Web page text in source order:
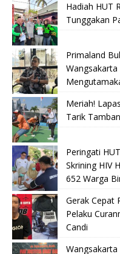
Hadiah HUT
Tunggakan
Primaland
Meriah!
Tarik
Peringati
Skrining HIV
652 Warga
Gerak Cepat
Pelaku
Candi